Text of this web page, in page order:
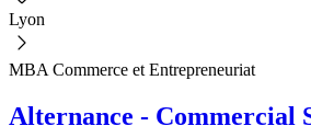
Lyon
MBA Commerce et Entrepreneuriat
Alternance - Commercial